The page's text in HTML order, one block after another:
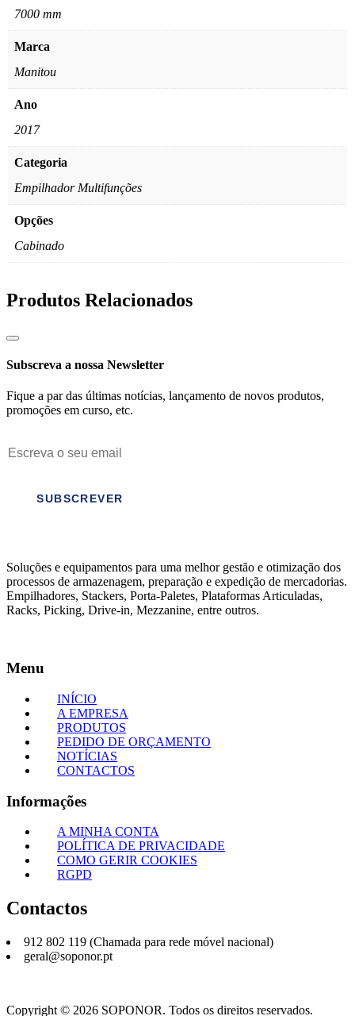
7000 mm
Marca
Manitou
Ano
2017
Categoria
Empilhador Multifunções
Opções
Cabinado
Produtos Relacionados
Subscreva a nossa Newsletter
Fique a par das últimas notícias, lançamento de novos produtos,
promoções em curso, etc.
SUBSCREVER
Soluções e equipamentos para uma melhor gestão e otimização dos
processos de armazenagem, preparação e expedição de mercadorias.
Empilhadores, Stackers, Porta-Paletes, Plataformas Articuladas,
Racks, Picking, Drive-in, Mezzanine, entre outros.
Menu
INÍCIO
A EMPRESA
PRODUTOS
PEDIDO DE ORÇAMENTO
NOTÍCIAS
CONTACTOS
Informações
A MINHA CONTA
POLÍTICA DE PRIVACIDADE
COMO GERIR COOKIES
RGPD
Contactos
912 802 119 (Chamada para rede móvel nacional)
geral@soponor.pt
Copyright © 2026 SOPONOR. Todos os direitos reservados.